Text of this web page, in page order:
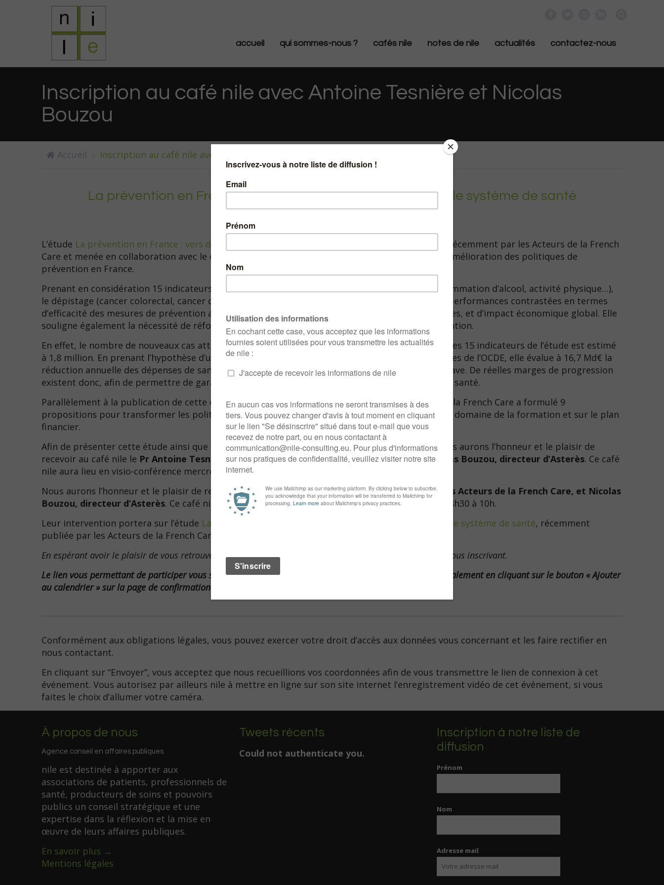
accueil qui sommes-nous ? cafés nile notes de nile actualités contactez-nous
Inscription au café nile avec Antoine Tesnière et Nicolas
Bouzou
Accueil Inscription au café nile avec Antoine Tesnière et Nicolas Bouzou
La prévention en France : vers des macro-économies pour le système de santé
L’étude La prévention en France : vers des macro-économies pour le système de santé
, publiée récemment par les Acteurs de la French
Care et menée en collaboration avec le cabinet Asterès, a évalué les bénéfices potentiels d’une amélioration des politiques de
prévention en France.
Prenant en considération 15 indicateurs couvrant tant les comportements (alimentation, consommation d’alcool, activité physique…),
le dépistage (cancer colorectal, cancer du sein…) que la vaccination, l’étude met en lumière des performances contrastées en termes
d’efficacité des mesures de prévention actuelles, de prise en charge des comportements à risques, et d’impact économique global. Elle
souligne également la nécessité de réformer notre approche des politiques publiques en prévention.
En effet, le nombre de nouveaux cas attribuables chaque année au manque de prévention pour les 15 indicateurs de l’étude est estimé
à 1,8 million. En prenant l’hypothèse d’un alignement de la France sur les meilleures performances de l’OCDE, elle évalue à 16,7 Md€ la
réduction annuelle des dépenses de santé et à 2 ans le gain de vie sans maladie chronique ou grave. De réelles marges de progression
existent donc, afin de permettre de garantir la santé des citoyens et la pérennité du système de santé.
Parallèlement à la publication de cette étude, le groupe de travail « Prévention » des Acteurs de la French Care a formulé 9
propositions pour transformer les politiques de prévention, sur le plan organisationnel, dans le domaine de la formation et sur le plan
financier.
Afin de présenter cette étude ainsi que les recommandations des Acteurs de la French Care, nous aurons l’honneur et le plaisir de
recevoir au café nile le Pr Antoine Tesnière, président des Acteurs de la French Care, et Nicolas Bouzou, directeur d’Asterès. Ce café
nile aura lieu en visio-conférence mercredi 3 avril 2024 de 8h30 à 10h.
Nous aurons l’honneur et le plaisir de recevoir au café nile lePr Antoine Tesnière, président des Acteurs de la French Care, et Nicolas
Bouzou, directeur d’Asterès. Ce café nile aura lieu en visio-conférence mercredi 3 avril 2024 de 8h30 à 10h.
Leur intervention portera sur l’étude La prévention en France : vers des macro-économies pour le système de santé, récemment
publiée par les Acteurs de la French Care et menée en collaboration avec le cabinet Asterès.
En espérant avoir le plaisir de vous retrouver en visio-conférence, merci de confirmer votre présence en vous inscrivant.
Le lien vous permettant de participer vous sera communiqué à l’issue de l’inscription et est disponible également en cliquant sur le bouton « Ajouter
au calendrier » sur la page de confirmation
Conformément aux obligations légales, vous pouvez exercer votre droit d’accès aux données vous concernant et les faire rectifier en
nous contactant.
En cliquant sur “Envoyer”, vous acceptez que nous recueillions vos coordonnées afin de vous transmettre le lien de connexion à cet
événement. Vous autorisez par ailleurs nile à mettre en ligne sur son site internet l’enregistrement vidéo de cet événement, si vous
faites le choix d’allumer votre caméra.
À propos de nous
Agence conseil en affaires publiques
nile est destinée à apporter aux
associations de patients, professionnels de
santé, producteurs de soins et pouvoirs
publics un conseil stratégique et une
expertise dans la réflexion et la mise en
œuvre de leurs affaires publiques.
En savoir plus →
Mentions légales
Tweets récents
Could not authenticate you.
Inscription à notre liste de
diffusion
Prénom
Nom
Adresse mail